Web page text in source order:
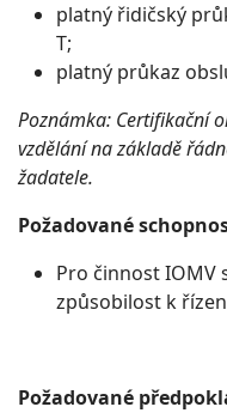
platný řidičský
T;
platný průkaz
Poznámka: Certifikační
vzdělání na základě
žadatele.
Požadované
Pro činnost IOMV
způsobilost k
Požadované